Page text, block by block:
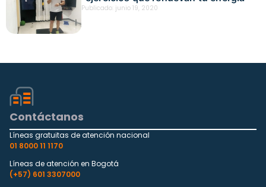
Publicado: junio 19, 2020
Contáctanos
Líneas gratuitas de atención nacional
01 8000 11 1170
Líneas de atención en Bogotá
(+57) 601 3307000